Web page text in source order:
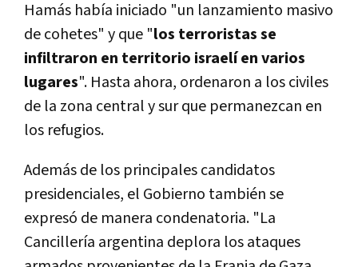
Hamás había iniciado "un lanzamiento masivo
de cohetes" y que "los terroristas se
infiltraron en territorio israelí en varios
lugares". Hasta ahora, ordenaron a los civiles
de la zona central y sur que permanezcan en
los refugios.
Además de los principales candidatos
presidenciales, el Gobierno también se
expresó de manera condenatoria. "La
Cancillería argentina deplora los ataques